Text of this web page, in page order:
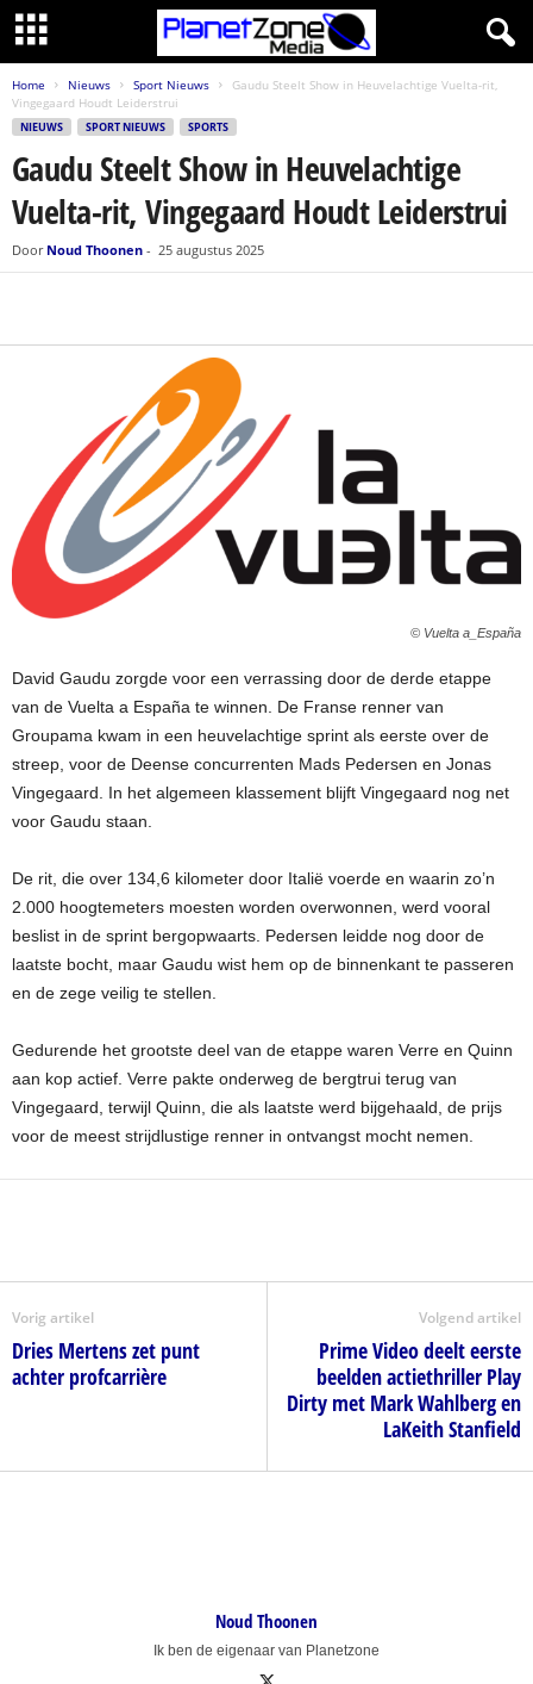
Home Nieuws Sport Nieuws
Gaudu Steelt Show in Heuvelachtige Vuelta-rit,
Vingegaard Houdt Leiderstrui
NIEUWS SPORT NIEUWS SPORTS
Gaudu Steelt Show in Heuvelachtige
Vuelta-rit, Vingegaard Houdt Leiderstrui
Door Noud Thoonen - 25 augustus 2025
© Vuelta a_España
David Gaudu zorgde voor een verrassing door de derde etappe
van de Vuelta a España te winnen. De Franse renner van
Groupama kwam in een heuvelachtige sprint als eerste over de
streep, voor de Deense concurrenten Mads Pedersen en Jonas
Vingegaard. In het algemeen klassement blijft Vingegaard nog net
voor Gaudu staan.
De rit, die over 134,6 kilometer door Italië voerde en waarin zo’n
2.000 hoogtemeters moesten worden overwonnen, werd vooral
beslist in de sprint bergopwaarts. Pedersen leidde nog door de
laatste bocht, maar Gaudu wist hem op de binnenkant te passeren
en de zege veilig te stellen.
Gedurende het grootste deel van de etappe waren Verre en Quinn
aan kop actief. Verre pakte onderweg de bergtrui terug van
Vingegaard, terwijl Quinn, die als laatste werd bijgehaald, de prijs
voor de meest strijdlustige renner in ontvangst mocht nemen.
Vorig artikel
Dries Mertens zet punt
achter profcarrière
Volgend artikel
Prime Video deelt eerste
beelden actiethriller Play
Dirty met Mark Wahlberg en
LaKeith Stanfield
Noud Thoonen
Ik ben de eigenaar van Planetzone